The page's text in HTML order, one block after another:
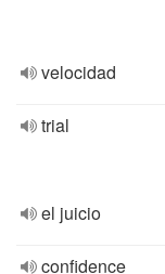
velocidad
trial
el juicio
confidence